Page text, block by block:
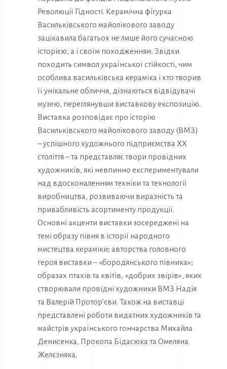
Революції Гідності. Керамічна фігурка
Васильківського майолікового заводу
зацікавила багатьох не лише його сучасною
історією, а і своїм походженням. Звідки
походить символ української стійкості, чим
особлива васильківська кераміка і хто творив
її унікальне обличчя, дізнаються відвідувачі
музею, переглянувши виставкову експозицію.
Виставка розповідає про історію
Васильківського майолікового заводу (ВМЗ)
– успішного художнього підприємства ХХ
століття – та представляє твори провідних
художників, які невпинно експериментували
над вдосконаленням техніки та технології
виробництва, розвиваючи виразність та
привабливість асортименту продукції.
Основні акценти виставки зосереджені на
темі образу півня в історії народного
мистецтва кераміки; авторства головного
героя виставки – «бородянського півника»;
образах птахів та квітів, «добрих звірів», яких
створювали провідні художники ВМЗ Надія
та Валерій Протор’єви. Також на виставці
представлені роботи видатних художників та
майстрів українського гончарства Михайла
Денисенка, Прокопа Бідасюка та Омеляна
Желєзняка.